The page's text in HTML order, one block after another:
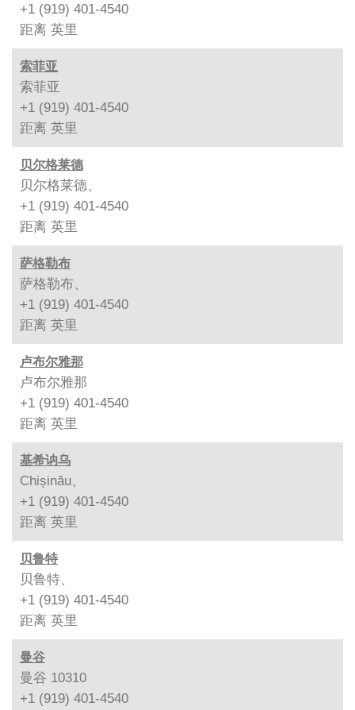
+1 (919) 401-4540
距离 英里
索菲亚
索菲亚
+1 (919) 401-4540
距离 英里
贝尔格莱德
贝尔格莱德、
+1 (919) 401-4540
距离 英里
萨格勒布
萨格勒布、
+1 (919) 401-4540
距离 英里
卢布尔雅那
卢布尔雅那
+1 (919) 401-4540
距离 英里
基希讷乌
Chișinău、
+1 (919) 401-4540
距离 英里
贝鲁特
贝鲁特、
+1 (919) 401-4540
距离 英里
曼谷
曼谷 10310
+1 (919) 401-4540